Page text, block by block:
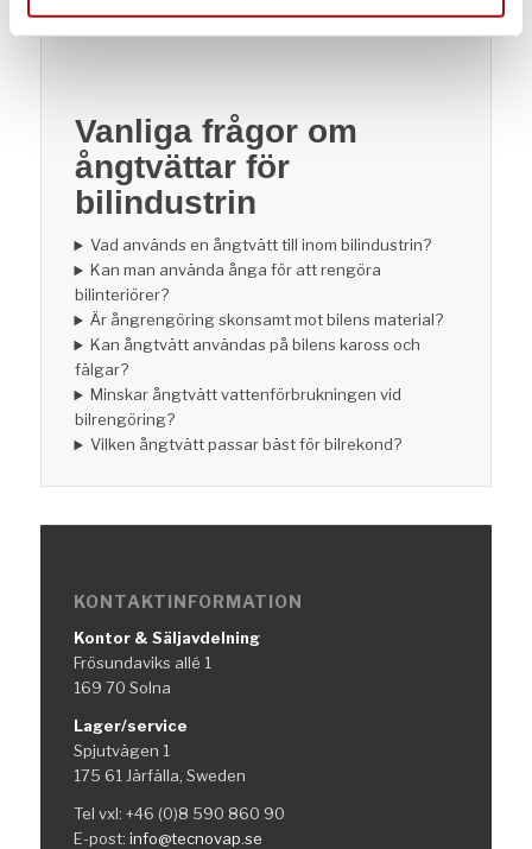
förbrukningen av vatten och rengöringsmedel.
Vanliga frågor om
ångtvättar för
bilindustrin
Vad används en ångtvätt till inom bilindustrin?
Kan man använda ånga för att rengöra
bilinteriörer?
Är ångrengöring skonsamt mot bilens material?
Kan ångtvätt användas på bilens kaross och
fälgar?
Minskar ångtvätt vattenförbrukningen vid
bilrengöring?
Vilken ångtvätt passar bäst för bilrekond?
KONTAKTINFORMATION
Kontor & Säljavdelning
Frösundaviks allé 1
169 70 Solna
Lager/service
Spjutvägen 1
175 61 Järfälla, Sweden
Tel vxl: +46 (0)8 590 860 90
E-post:info@tecnovap.se